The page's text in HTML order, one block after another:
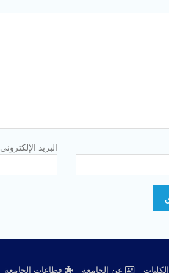
البريد الإلكتروني
الكليات عن الجامعة قطاعات الجامعة